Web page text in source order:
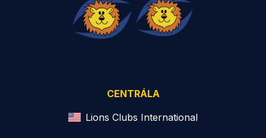
CENTRÁLA
Lions Clubs International